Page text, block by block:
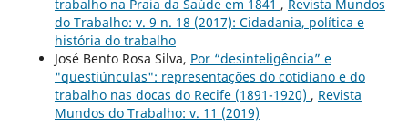
trabalho na Praia da Saúde em 1841 , Revista Mundos
do Trabalho: v. 9 n. 18 (2017): Cidadania, política e
história do trabalho
José Bento Rosa Silva, Por “desinteligência” e
"questiúnculas": representações do cotidiano e do
trabalho nas docas do Recife (1891-1920) , Revista
Mundos do Trabalho: v. 11 (2019)